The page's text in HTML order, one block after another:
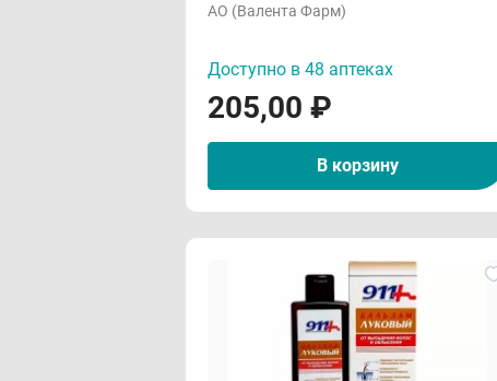
АО (Валента Фарм)
Доступно в 48 аптеках
205,00 ₽
В корзину